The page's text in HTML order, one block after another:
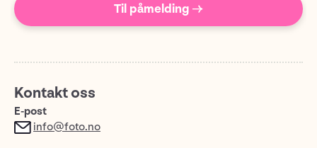
Til påmelding →
Kontakt oss
E-post
info@foto.no